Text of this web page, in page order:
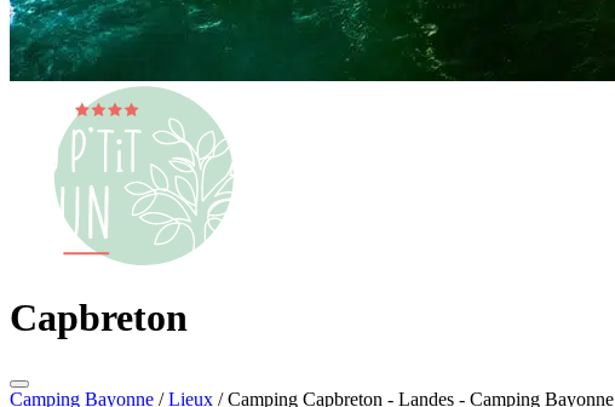
Capbreton
Camping Bayonne /Lieux /Camping Capbreton - Landes - Camping Bayonne